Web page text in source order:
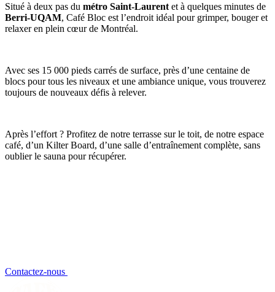
Situé à deux pas du métro Saint-Laurent et à quelques minutes de
Berri-UQAM, Café Bloc est l’endroit idéal pour grimper, bouger et
relaxer en plein cœur de Montréal.
Avec ses 15 000 pieds carrés de surface, près d’une centaine de
blocs pour tous les niveaux et une ambiance unique, vous trouverez
toujours de nouveaux défis à relever.
Après l’effort ? Profitez de notre terrasse sur le toit, de notre espace
café, d’un Kilter Board, d’une salle d’entraînement complète, sans
oublier le sauna pour récupérer.
Contactez-nous